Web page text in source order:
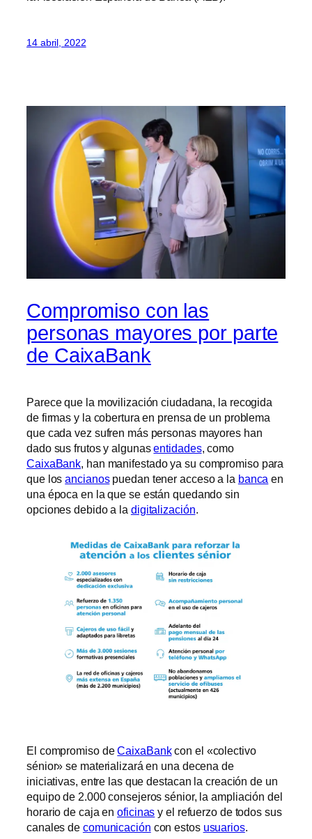
14 abril, 2022
Compromiso con las
personas mayores por parte
de CaixaBank
Parece que la movilización ciudadana, la recogida
de firmas y la cobertura en prensa de un problema
que cada vez sufren más personas mayores han
dado sus frutos y algunasentidades, como
CaixaBank, han manifestado ya su compromiso para
que losancianospuedan tener acceso a la banca en
una época en la que se están quedando sin
opciones debido a la digitalización.
El compromiso deCaixaBankcon el «colectivo
sénior» se materializará en una decena de
iniciativas, entre las que destacan la creación de un
equipo de 2.000 consejeros sénior, la ampliación del
horario de caja enoficinas y el refuerzo de todos sus
canales de comunicación con estos usuarios.